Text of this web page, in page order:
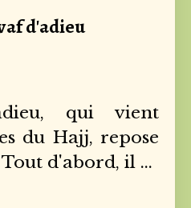
d'adieu
qui vient
du Hajj, repose
d'abord, il ...